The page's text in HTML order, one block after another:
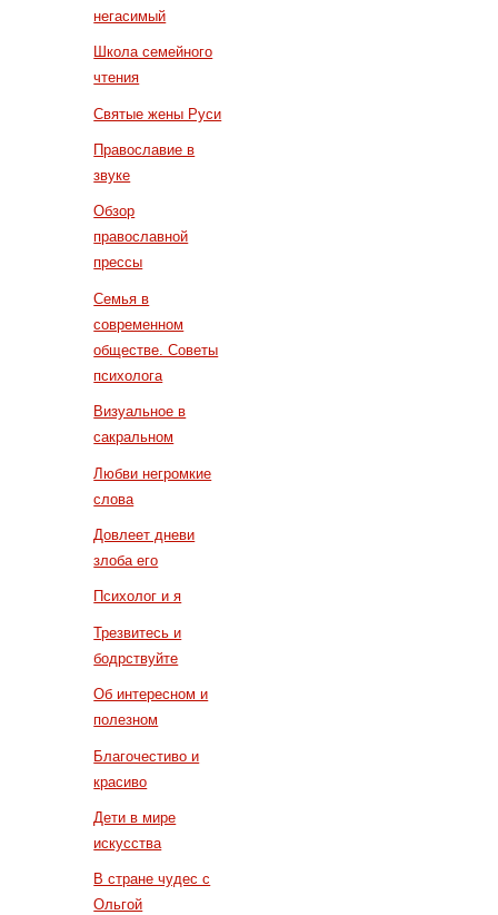
негасимый
Школа семейного
чтения
Святые жены Руси
Православие в
звуке
Обзор
православной
прессы
Семья в
современном
обществе. Советы
психолога
Визуальное в
сакральном
Любви негромкие
слова
Довлеет дневи
злоба его
Психолог и я
Трезвитесь и
бодрствуйте
Об интересном и
полезном
Благочестиво и
красиво
Дети в мире
искусства
В стране чудес с
Ольгой